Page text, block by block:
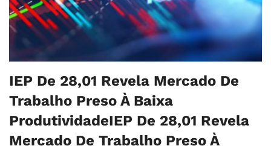
IEP De 28,01 Revela Mercado De
Trabalho Preso À Baixa
ProdutividadeIEP De 28,01 Revela
Mercado De Trabalho Preso À